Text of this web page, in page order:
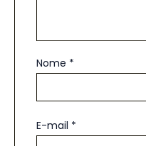
Nome *
E-mail *